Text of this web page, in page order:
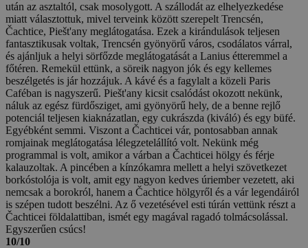
után az asztaltól, csak mosolygott. A szállodát az elhelyezkedése
miatt választottuk, mivel terveink között szerepelt Trencsén,
Čachtice, Piešt'any meglátogatása. Ezek a kirándulások teljesen
fantasztikusak voltak, Trencsén gyönyörű város, csodálatos várral,
és ajánljuk a helyi sörfőzde meglátogatását a Lanius étteremmel a
főtéren. Remekül ettünk, a söreik nagyon jók és egy kellemes
beszélgetés is jár hozzájuk. A kávé és a fagylalt a közeli Paris
Caféban is nagyszerű. Piešt'any kicsit csalódást okozott nekünk,
náluk az egész fürdősziget, ami gyönyörű hely, de a benne rejlő
potenciál teljesen kiaknázatlan, egy cukrászda (kiváló) és egy büfé.
Egyébként semmi. Viszont a Čachticei vár, pontosabban annak
romjainak meglátogatása lélegzetelállító volt. Nekünk még
programmal is volt, amikor a várban a Čachticei hölgy és férje
kalauzoltak. A pincében a kínzókamra mellett a helyi szövetkezet
borkóstolója is volt, amit egy nagyon kedves úriember vezetett, aki
nemcsak a borokról, hanem a Čachtice hölgyről és a vár legendáiról
is szépen tudott beszélni. Az ő vezetésével esti túrán vettünk részt a
Čachticei földalattiban, ismét egy magával ragadó tolmácsolással.
Egyszerűen csúcs!
10/10